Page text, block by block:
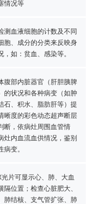
情况等
测血液细胞的计数及不同
胞、成分的分类来反映身
，如：贫血、感染等。
腹部内脏器官（肝胆胰脾
的状况和各种病变（如肿
石、积水、脂肪肝等）提
晰度的彩色动态超声断层
断，依病灶周围血管情
灶内血流血供情况，鉴别
病变。
光片可显示心、肺、大血
隔位置；检查心脏肥大、
肺结核、支气管扩张、肺